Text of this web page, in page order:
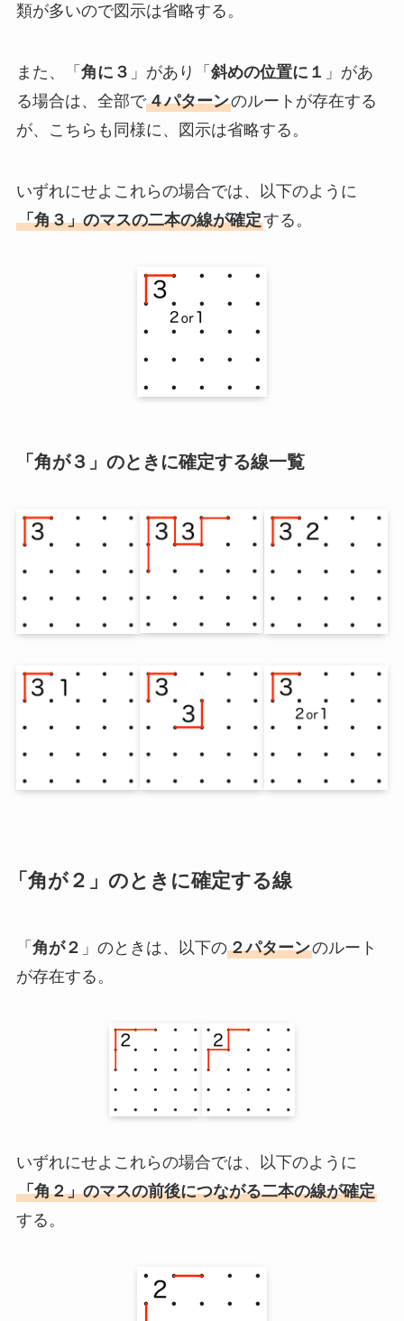
類が多いので図示は省略する。
また、「 角に３ 」があり「 斜めの位置に１ 」があ
る場合は、全部で４パターンのルートが存在する
が、こちらも同様に、図示は省略する。
いずれにせよこれらの場合では、以下のように
「角３」のマスの二本の線が確定する。
「角が３」のときに確定する線一覧
「角が２」のときに確定する線
「 角が２ 」のときは、以下の２パターンのルート
が存在する。
いずれにせよこれらの場合では、以下のように
「角２」のマスの前後につながる二本の線が確定
する。